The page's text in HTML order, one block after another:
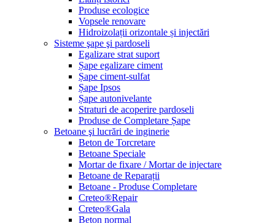
Produse ecologice
Vopsele renovare
Hidroizolații orizontale și injectări
Sisteme şape şi pardoseli
Egalizare strat suport
Șape egalizare ciment
Șape ciment-sulfat
Șape Ipsos
Șape autonivelante
Straturi de acoperire pardoseli
Produse de Completare Șape
Betoane şi lucrări de inginerie
Beton de Torcretare
Betoane Speciale
Mortar de fixare / Mortar de injectare
Betoane de Reparații
Betoane - Produse Completare
Creteo®Repair
Creteo®Gala
Beton normal